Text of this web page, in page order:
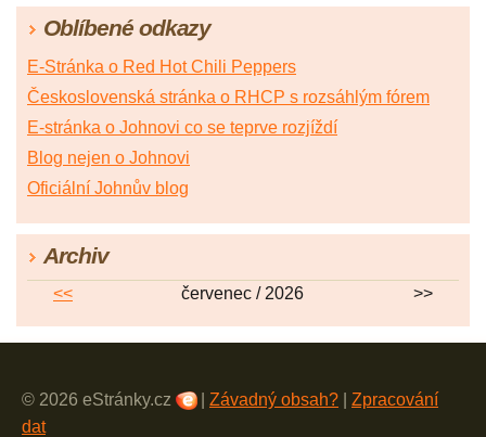
Oblíbené odkazy
E-Stránka o Red Hot Chili Peppers
Československá stránka o RHCP s rozsáhlým fórem
E-stránka o Johnovi co se teprve rozjíždí
Blog nejen o Johnovi
Oficiální Johnův blog
Archiv
<< červenec / 2026 >>
© 2026 eStránky.cz Závadný obsah?
Zpracování
dat